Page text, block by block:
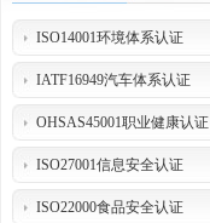
ISO14001环境体系认证
IATF16949汽车体系认证
OHSAS45001职业健康认证
ISO27001信息安全认证
ISO22000食品安全认证